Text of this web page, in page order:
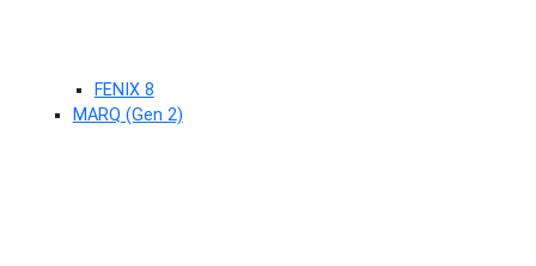
FENIX 8
MARQ (Gen 2)